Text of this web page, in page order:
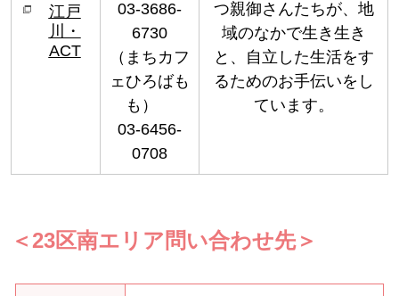
江戸
川・
ACT
03-3686-
6730
（まちカフ
ェひろばも
も）
03-6456-
0708
つ親御さんたちが、地
域のなかで生き生き
と、自立した生活をす
るためのお手伝いをし
ています。
＜23区南エリア問い合わせ先＞